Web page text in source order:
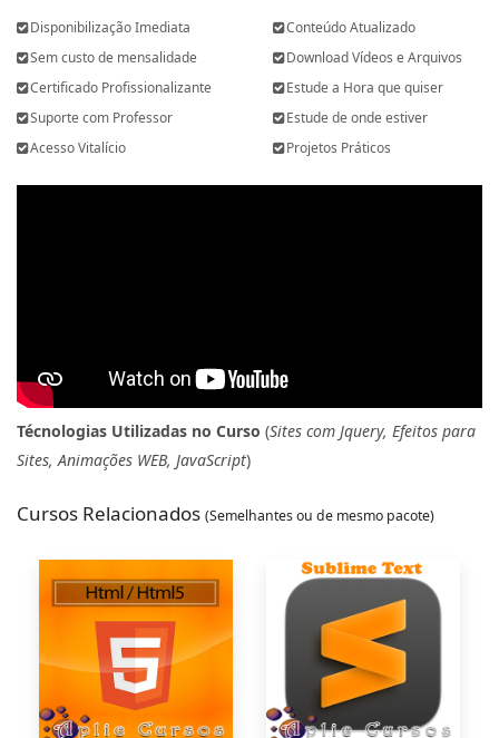
Disponibilização Imediata
Sem custo de mensalidade
Certificado Profissionalizante
Suporte com Professor
Acesso Vitalício
Conteúdo Atualizado
Download Vídeos e Arquivos
Estude a Hora que quiser
Estude de onde estiver
Projetos Práticos
Técnologias Utilizadas no Curso (Sites com Jquery, Efeitos para
Sites, Animações WEB, JavaScript)
Cursos Relacionados (Semelhantes ou de mesmo pacote)